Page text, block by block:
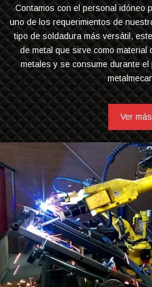
Contamos con el personal idóneo
uno de los requerimientos de
tipo de soldadura más versátil,
de metal que sirve como material
metales y se consume durante
Ver más